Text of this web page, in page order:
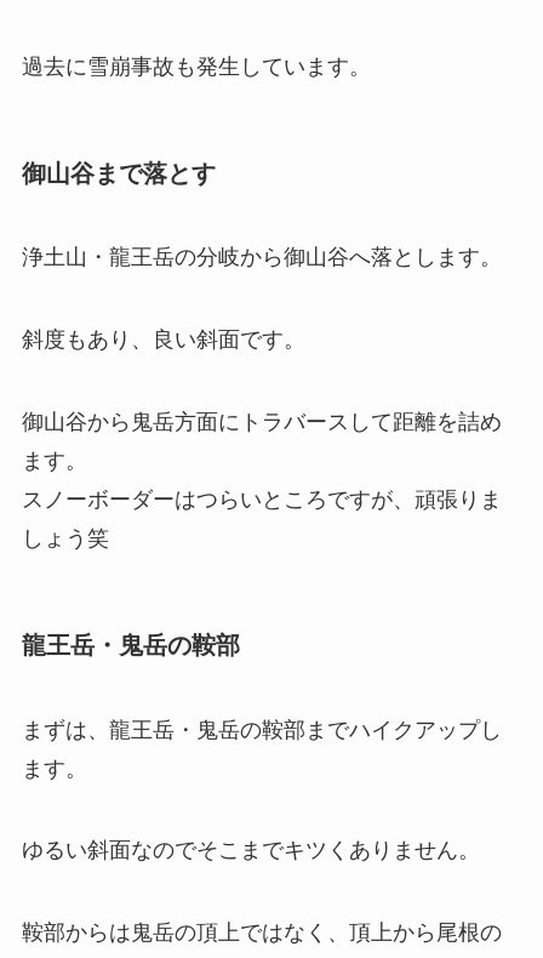
過去に雪崩事故も発生しています。
御山谷まで落とす
浄土山・龍王岳の分岐から御山谷へ落とします。
斜度もあり、良い斜面です。
御山谷から鬼岳方面にトラバースして距離を詰め
ます。
スノーボーダーはつらいところですが、頑張りま
しょう笑
龍王岳・鬼岳の鞍部
まずは、龍王岳・鬼岳の鞍部までハイクアップし
ます。
ゆるい斜面なのでそこまでキツくありません。
鞍部からは鬼岳の頂上ではなく、頂上から尾根の